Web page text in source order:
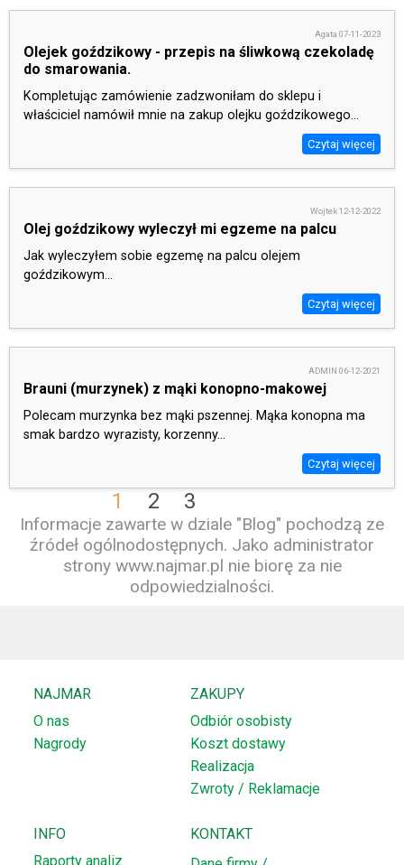
Agata 07-11-2023
Olejek goździkowy - przepis na śliwkową czekoladę
do smarowania.
Kompletując zamówienie zadzwoniłam do sklepu i
właściciel namówił mnie na zakup olejku goździkowego...
Czytaj więcej
Wojtek 12-12-2022
Olej goździkowy wyleczył mi egzeme na palcu
Jak wyleczyłem sobie egzemę na palcu olejem
goździkowym...
Czytaj więcej
ADMIN 06-12-2021
Brauni (murzynek) z mąki konopno-makowej
Polecam murzynka bez mąki pszennej. Mąka konopna ma
smak bardzo wyrazisty, korzenny...
Czytaj więcej
1 2 3
Informacje zawarte w dziale "Blog" pochodzą ze
źródeł ogólnodostępnych. Jako administrator
strony www.najmar.pl nie biorę za nie
odpowiedzialności.
NAJMAR
O nas
Nagrody
ZAKUPY
Odbiór osobisty
Koszt dostawy
Realizacja
Zwroty / Reklamacje
INFO
Raporty analiz
KONTAKT